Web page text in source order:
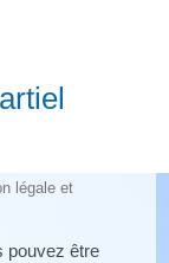
légale et
pouvez être